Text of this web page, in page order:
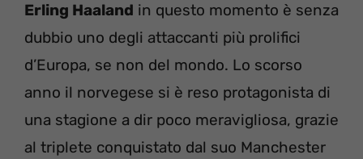
Erling Haaland in questo momento è senza
dubbio uno degli attaccanti più prolifici
d’Europa, se non del mondo. Lo scorso
anno il norvegese si è reso protagonista di
una stagione a dir poco meravigliosa, grazie
al triplete conquistato dal suo Manchester